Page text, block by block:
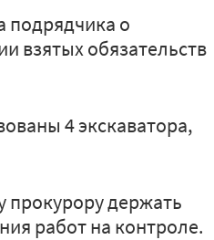
подрядчика о
взятых обязательств
4 экскаватора,
держать
работ на контроле.